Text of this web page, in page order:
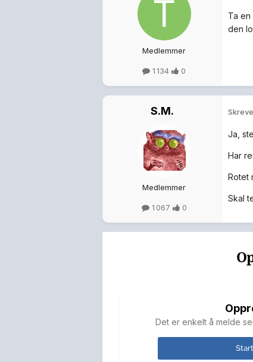
Medlemmer
1 134 0
Ta
den
S.M.
Medlemmer
1 067 0
Ja,
Har
Rotet
Skal
Det er enkelt å melde